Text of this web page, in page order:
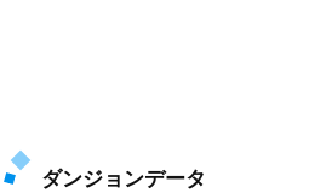
ダンジョンデータ